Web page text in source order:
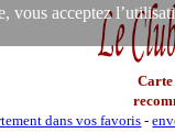
acceptez
Carte
dans vos favoris -